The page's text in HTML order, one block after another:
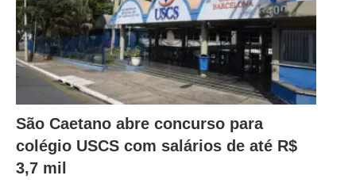
São Caetano abre concurso para
colégio USCS com salários de até R$
3,7 mil